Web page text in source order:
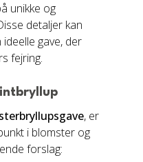
unikke og
detaljer kan
gave, der
fejring.
, er
i blomster og
forslag: